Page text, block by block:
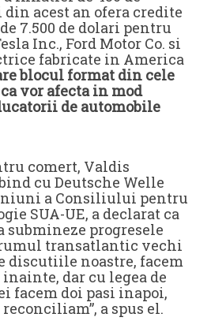
acest an ofera credite
7.500 de dolari pentru
Inc., Ford Motor Co. si
fabricate in America
blocul format din cele
vor afecta in mod
de automobile
comert, Valdis
cu Deutsche Welle
a Consiliului pentru
SUA-UE, a declarat ca
submineze progresele
transatlantic vechi
discutiile noastre, facem
dar cu legea de
facem doi pasi inapoi,
a spus el.